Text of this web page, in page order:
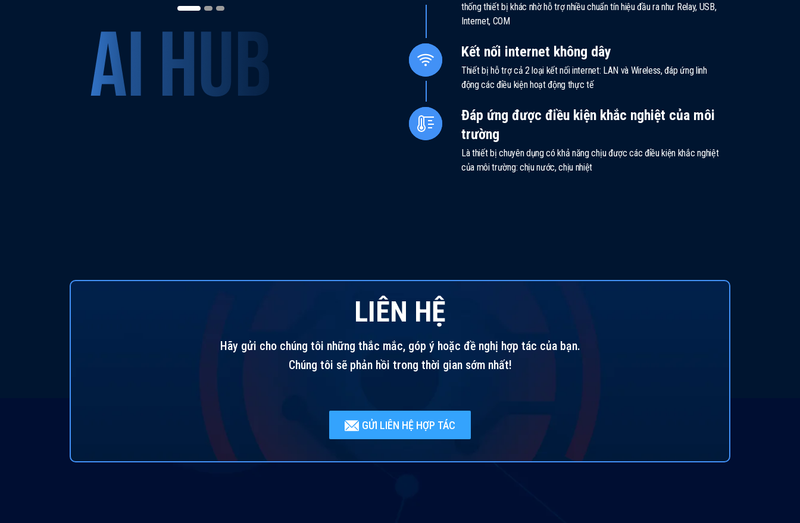
thống thiết bị khác nhờ hỗ trợ nhiều chuẩn tín hiệu đầu ra như Relay, USB,
Internet, COM
Kết nối internet không dây
Thiết bị hỗ trợ cả 2 loại kết nối internet: LAN và Wireless, đáp ứng linh
động các điều kiện hoạt động thực tế
Đáp ứng được điều kiện khắc nghiệt của môi
trường
Là thiết bị chuyên dụng có khả năng chịu được các điều kiện khắc nghiệt
của môi trường: chịu nước, chịu nhiệt
LIÊN HỆ
Hãy gửi cho chúng tôi những thắc mắc, góp ý hoặc đề nghị hợp tác của bạn.
Chúng tôi sẽ phản hồi trong thời gian sớm nhất!
GỬI LIÊN HỆ HỢP TÁC